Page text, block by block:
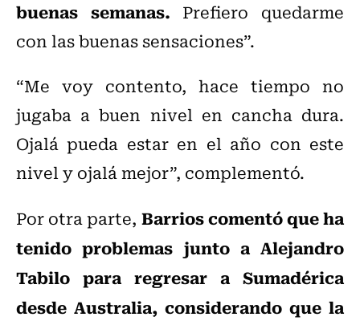
buenas semanas. Prefiero quedarme
con las buenas sensaciones”.
“Me voy contento, hace tiempo no
jugaba a buen nivel en cancha dura.
Ojalá pueda estar en el año con este
nivel y ojalá mejor”, complementó.
Por otra parte, Barrios comentó que ha
tenido problemas junto a Alejandro
Tabilo para regresar a Sumadérica
desde Australia, considerando que la